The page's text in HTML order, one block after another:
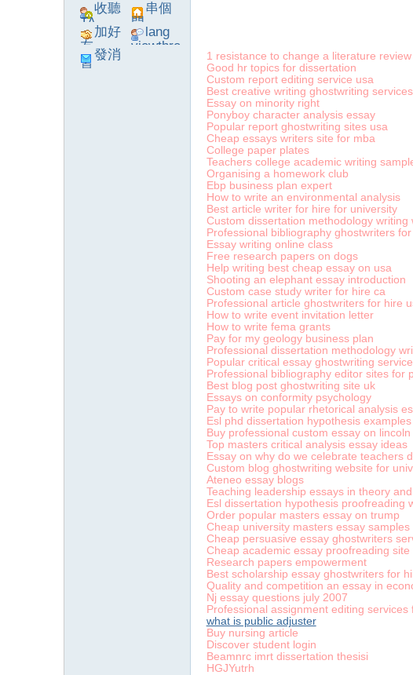
收聽
TA
串個
門
加好
友
lang
viewthre
發消
息
1 resistance to change a literature
Good hr topics for dissertation
Custom report editing service usa
Best creative writing ghostwriting
Essay on minority right
Ponyboy character analysis essay
Popular report ghostwriting sites usa
Cheap essays writers site for mba
College paper plates
Teachers college academic writing
Organising a homework club
Ebp business plan expert
How to write an environmental analysis
Best article writer for hire for university
Custom dissertation methodology writing
Professional bibliography ghostwriters
Essay writing online class
Free research papers on dogs
Help writing best cheap essay on usa
Shooting an elephant essay introduction
Custom case study writer for hire ca
Professional article ghostwriters for hire
How to write event invitation letter
How to write fema grants
Pay for my geology business plan
Professional dissertation methodology
Popular critical essay ghostwriting
Professional bibliography editor sites for
Best blog post ghostwriting site uk
Essays on conformity psychology
Pay to write popular rhetorical analysis
Esl phd dissertation hypothesis examples
Buy professional custom essay on lincoln
Top masters critical analysis essay ideas
Essay on why do we celebrate teachers
Custom blog ghostwriting website for
Ateneo essay blogs
Teaching leadership essays in theory
Esl dissertation hypothesis proofreading
Order popular masters essay on trump
Cheap university masters essay samples
Cheap persuasive essay ghostwriters
Cheap academic essay proofreading site
Research papers empowerment
Best scholarship essay ghostwriters for
Quality and competition an essay in
Nj essay questions july 2007
Professional assignment editing services
what is public adjuster
Buy nursing article
Discover student login
Beamnrc imrt dissertation thesisi
HGJYutrh